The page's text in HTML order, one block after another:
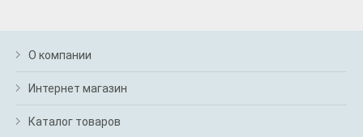
О компании
Интернет магазин
Каталог товаров